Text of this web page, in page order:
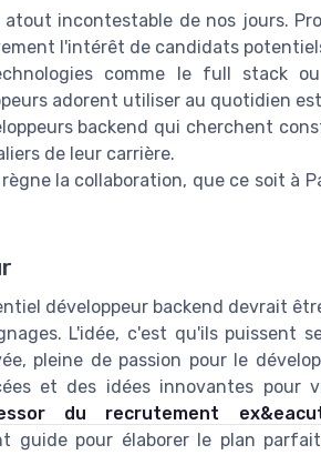
incontestable de nos jours.
l'intérêt de candidats
comme le full stack
adorent utiliser au quotidien
backend qui cherchent
de leur carrière.
la collaboration, que ce soit à
développeur backend devrait
L'idée, c'est qu'ils puissent
pleine de passion pour le
et des idées innovantes pour
du recrutement
guide pour élaborer le plan